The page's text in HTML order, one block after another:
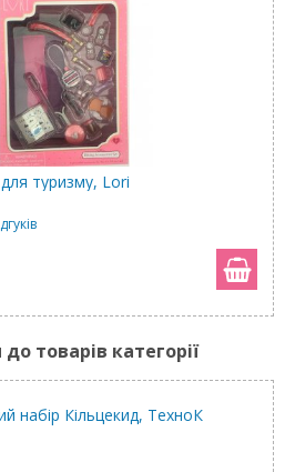
для туризму, Lori
до товарів категорії
набір Кільцекид, ТехноК